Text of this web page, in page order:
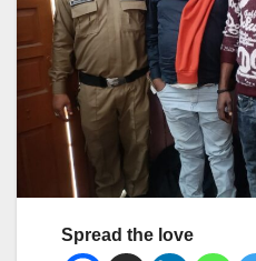
Spread the love